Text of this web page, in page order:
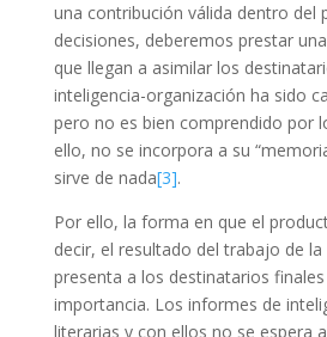
una contribución válida dentro del
decisiones, deberemos prestar
que llegan a asimilar los
inteligencia-organización ha sido
pero no es bien comprendido por
ello, no se incorpora a su “
sirve de nada[3].
Por ello, la forma en que el
decir, el resultado del trabajo de
presenta a los destinatarios
importancia. Los informes de
literarias y con ellos no se espera